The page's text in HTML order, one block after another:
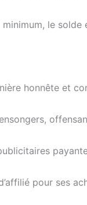
le
honnête et
pour ses